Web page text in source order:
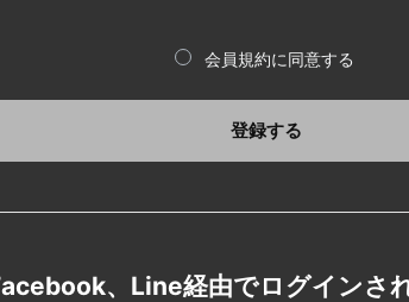
会員規約に同意する
登録する
、Line経由でログインさ